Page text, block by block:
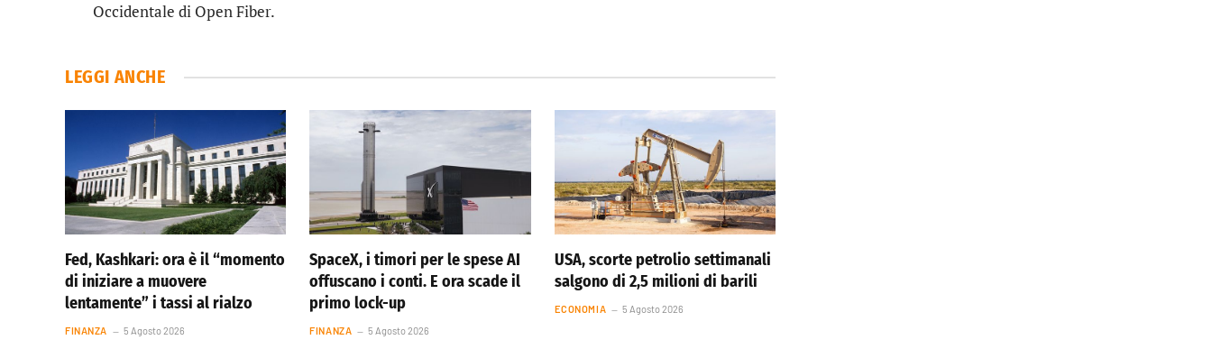
Occidentale di Open Fiber.
LEGGI ANCHE
Fed, Kashkari: ora è il “momento
di iniziare a muovere
lentamente” i tassi al rialzo
FINANZA 5 Agosto 2026
SpaceX, i timori per le spese AI
offuscano i conti. E ora scade il
primo lock-up
FINANZA 5 Agosto 2026
USA, scorte petrolio settimanali
salgono di 2,5 milioni di barili
ECONOMIA 5 Agosto 2026